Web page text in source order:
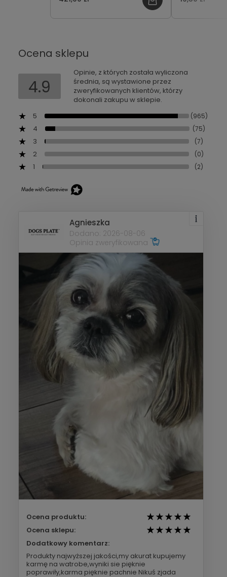
Ocena sklepu
4.9
Opinie, z których została wyliczona
średnia, są wystawione przez
zweryfikowanych klientów, którzy
dokonali zakupu w sklepie.
5
(965)
4 (75)
3 (7)
2 (0)
1 (2)
Agnieszka
Dodano: 2026-08-06
Opinia zweryfikowana
Ocena produktu:
Ocena sklepu:
Dodatkowy komentarz:
Produkty najwyższej jakości,my akurat kupujemy
karmę na watrobe,wyniki sie pięknie
poprawiły,karma pięknie pachnie Nikuś zjada